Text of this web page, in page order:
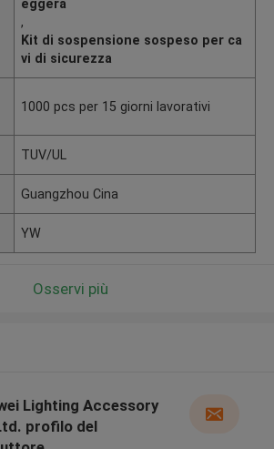
eggera
,
Kit di sospensione sospeso per ca
vi di sicurezza
1000 pcs per 15 giorni lavorativi
TUV/UL
Guangzhou Cina
YW
Osservi più
Lighting Accessory
profilo del